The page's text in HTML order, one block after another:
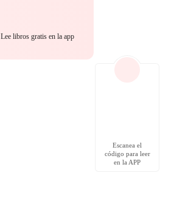
Lee libros gratis en la app
Escanea el
código para leer
en la APP